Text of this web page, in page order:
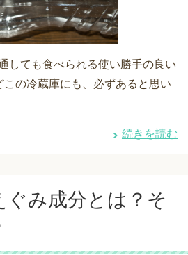
しても食べられる使い勝手の良い
の冷蔵庫にも、必ずあると思い
続きを読む
み成分とは？そ